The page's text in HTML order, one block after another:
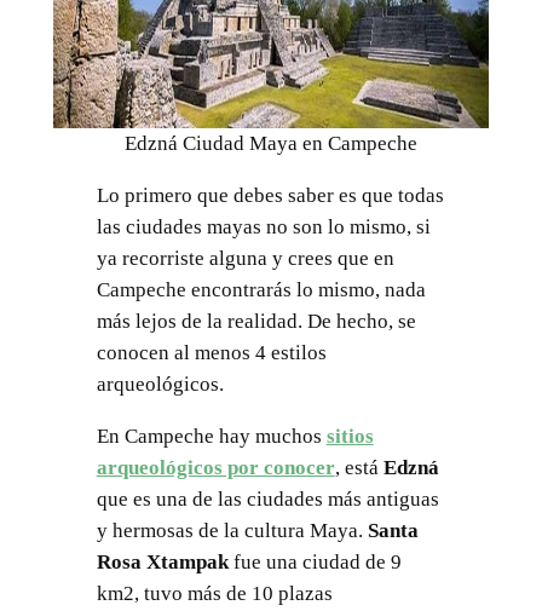
Edzná Ciudad Maya en Campeche
Lo primero que debes saber es que todas
las ciudades mayas no son lo mismo, si
ya recorriste alguna y crees que en
Campeche encontrarás lo mismo, nada
más lejos de la realidad. De hecho, se
conocen al menos 4 estilos
arqueológicos.
En Campeche hay muchos sitios
arqueológicos por conocer, está Edzná
que es una de las ciudades más antiguas
y hermosas de la cultura Maya. Santa
Rosa Xtampak fue una ciudad de 9
km2, tuvo más de 10 plazas